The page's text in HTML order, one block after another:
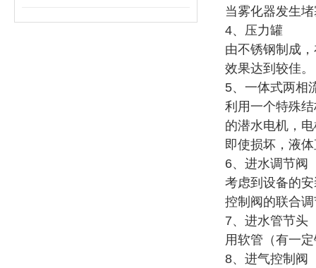
当雾化器发生
4、压力罐
由不锈钢制成
效果达到较佳。
5、一体式两相
利用一个特殊
的潜水电机，
即使损坏，液
6、进水调节阀
考虑到设备的
控制阀的联合
7、进水管节头
用软管（有一
8、进气控制阀